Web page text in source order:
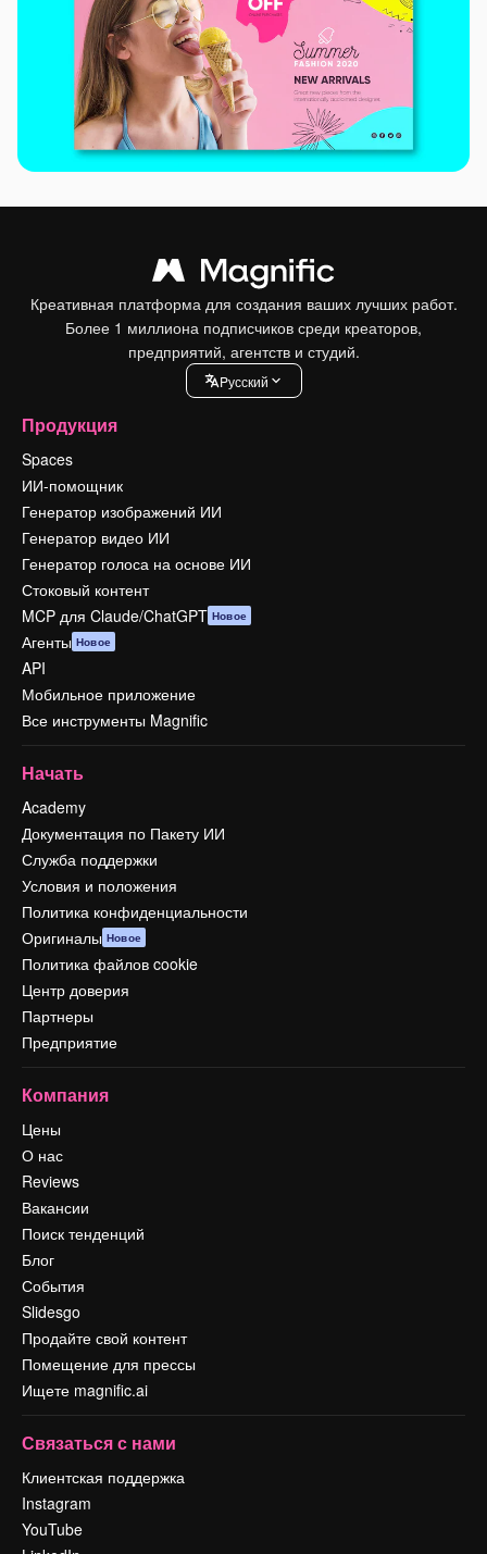
Креативная платформа для создания ваших лучших работ.
Более 1 миллиона подписчиков среди креаторов,
предприятий, агентств и студий.
Pусский
Продукция
Spaces
ИИ-помощник
Генератор изображений ИИ
Генератор видео ИИ
Генератор голоса на основе ИИ
Стоковый контент
MCP для Claude/ChatGPT Новое
Агенты Новое
API
Мобильное приложение
Все инструменты Magnific
Начать
Academy
Документация по Пакету ИИ
Служба поддержки
Условия и положения
Политика конфиденциальности
Оригиналы Новое
Политика файлов cookie
Центр доверия
Партнеры
Предприятие
Компания
Цены
О нас
Reviews
Вакансии
Поиск тенденций
Блог
События
Slidesgo
Продайте свой контент
Помещение для прессы
Ищете magnific.ai
Связаться с нами
Клиентская поддержка
Instagram
YouTube